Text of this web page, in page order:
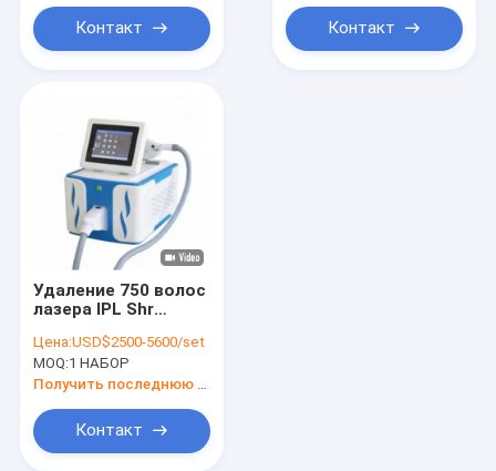
Запросите цитату
Машина удаления волос лазера диода
Тройное удаление волос лазера длины волны
Машина удаления волос IPL
Удаление волос лазером с длинным импульсом
Машина лазера СО2 частичная
Машина лазера пикосекунды
Контакт Контакт
Удаление 750 волос
лазера IPL Shr
к 950nm
Цена:USD$2500-5600/set
MOQ:1 НАБОР
Получить последнюю цену
Контакт